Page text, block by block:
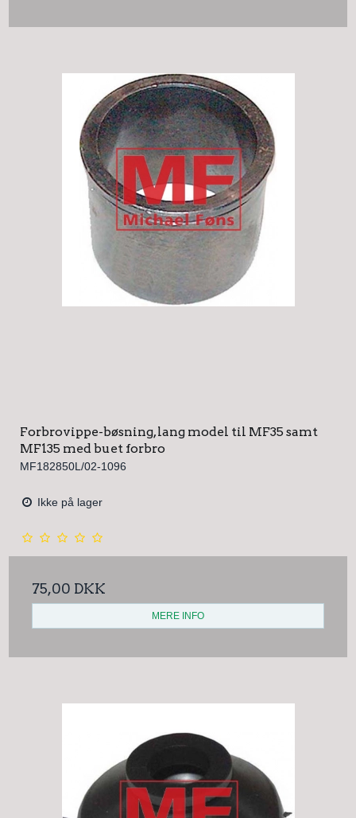
Forbrovippe-bøsning, lang model til MF35 samt
MF135 med buet forbro
MF182850L/02-1096
Ikke på lager
75,00 DKK
MERE INFO